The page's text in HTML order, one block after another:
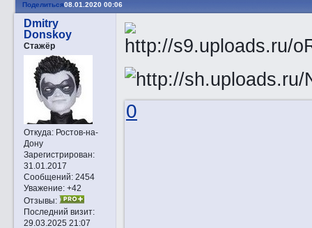
Поделиться08.01.2020 00:06
Dmitry
Donskoy
Стажёр
Откуда:Ростов-на-
Дону
Зарегистрирован:
31.01.2017
Сообщений:2454
Уважение: +42
Отзывы:
Последний визит:
29.03.2025 21:07
0